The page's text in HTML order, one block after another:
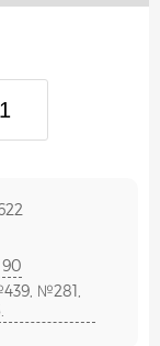
90
№281,